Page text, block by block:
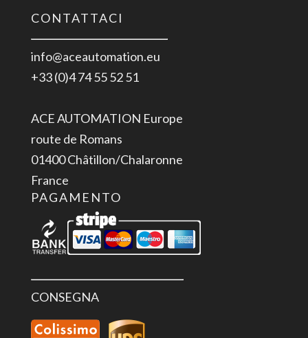
CONTATTACI
info@aceautomation.eu
+33 (0)4 74 55 52 51
ACE AUTOMATION Europe
route de Romans
01400 Châtillon/Chalaronne
France
PAGAMENTO
CONSEGNA